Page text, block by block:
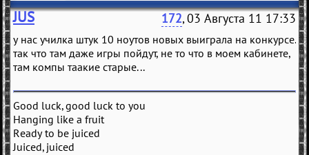
JUS 172, 03 Августа 11 17:33
у нас училка штук 10 ноутов новых выиграла на конкурсе.
так что там даже игры пойдут, не то что в моем кабинете,
там компы таакие старые...
Good luck, good luck to you
Hanging like a fruit
Ready to be juiced
Juiced, juiced